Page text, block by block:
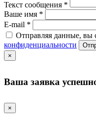
Текст сообщения *
Ваше имя *
E-mail *
Отправляя данные, вы
конфиденциальности
×
Ваша заявка
×